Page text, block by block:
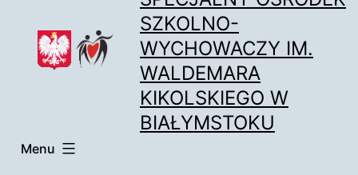
treści
SZKOLNO-
WYCHOWACZY IM.
WALDEMARA
KIKOLSKIEGO W
BIAŁYMSTOKU
Menu